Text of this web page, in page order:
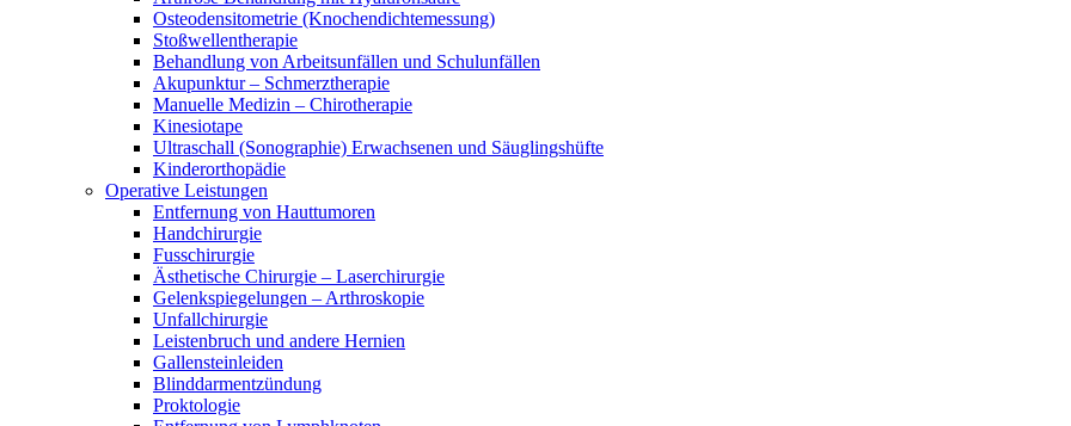
Osteodensitometrie (Knochendichtemessung)
Stoßwellentherapie
Behandlung von Arbeitsunfällen und Schulunfällen
Akupunktur – Schmerztherapie
Manuelle Medizin – Chirotherapie
Kinesiotape
Ultraschall (Sonographie) Erwachsenen und Säuglingshüfte
Kinderorthopädie
Operative Leistungen
Entfernung von Hauttumoren
Handchirurgie
Fusschirurgie
Ästhetische Chirurgie – Laserchirurgie
Gelenkspiegelungen – Arthroskopie
Unfallchirurgie
Leistenbruch und andere Hernien
Gallensteinleiden
Blinddarmentzündung
Proktologie